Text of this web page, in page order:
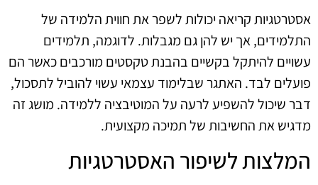
אסטרטגיות קריאה יכולות לשפר את חווית הלמידה של
התלמידים, אך יש להן גם מגבלות. לדוגמה, תלמידים
עשויים להיתקל בקשיים בהבנת טקסטים מורכבים כאשר הם
פועלים לבד. האתגר שבלימוד עצמאי עשוי להוביל לתסכול,
דבר שיכול להשפיע לרעה על המוטיבציה ללמידה. מושג זה
מדגיש את החשיבות של תמיכה מקצועית.
המלצות לשיפור האסטרטגיות